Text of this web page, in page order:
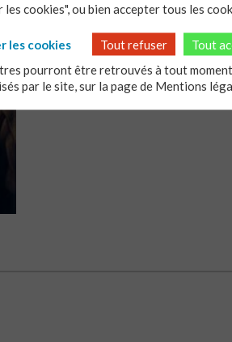
Attentifs à la pédagogie de
Pour plus de détails, vous pouvez
les cookies", ou bien accepter tous les
les cookies
Tout refuser
Tout
pourront être retrouvés à tout
par le site, sur la page de Mentions